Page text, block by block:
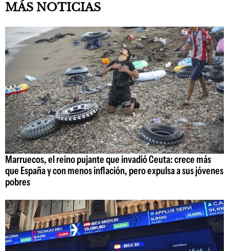
MÁS NOTICIAS
Marruecos, el reino pujante que invadió Ceuta: crece más
que España y con menos inflación, pero expulsa a sus jóvenes
pobres